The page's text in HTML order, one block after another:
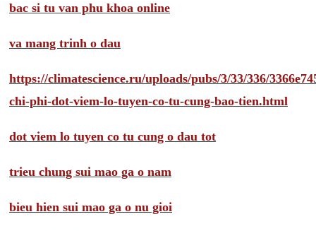
bac si tu van phu khoa online
va mang trinh o dau
https://climatescience.ru/uploads/pubs/3/33/336/
chi-phi-dot-viem-lo-tuyen-co-tu-cung-bao-tien.html
dot viem lo tuyen co tu cung o dau tot
trieu chung sui mao ga o nam
bieu hien sui mao ga o nu gioi